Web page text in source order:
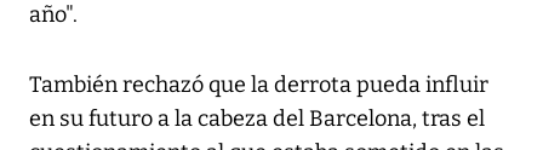
año".
También rechazó que la derrota pueda influir
en su futuro a la cabeza del Barcelona, tras el